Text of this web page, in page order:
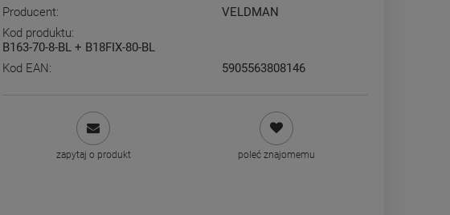
Producent:
VELDMAN
Kod produktu:
B163-70-8-BL + B18FIX-80-BL
Kod EAN:
5905563808146
zapytaj o produkt poleć znajomemu